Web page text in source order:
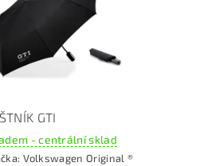
GTI
- centrální sklad
Volkswagen Original ®